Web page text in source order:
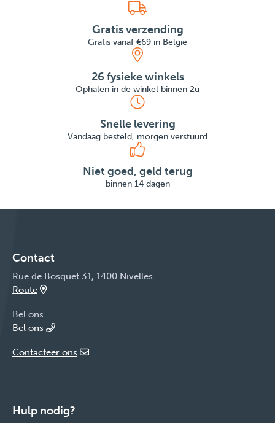
Gratis verzending
Gratis vanaf €69 in België
26 fysieke winkels
Ophalen in de winkel binnen 2u
Snelle levering
Vandaag besteld, morgen verstuurd
Niet goed, geld terug
binnen 14 dagen
Contact
Rue de Bosquet 31, 1400 Nivelles
Route
Bel ons
Bel ons
Contacteer ons
Hulp nodig?